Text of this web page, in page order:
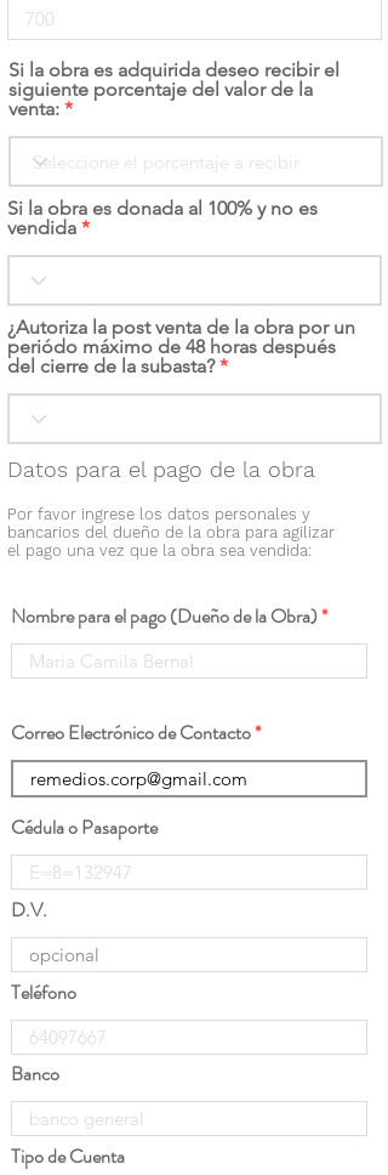
Si la obra es adquirida deseo recibir el
siguiente porcentaje del valor de la
venta:
Si la obra es donada al 100% y no es
vendida
¿Autoriza la post venta de la obra por un
periódo máximo de 48 horas después
del cierre de la subasta?
Datos para el pago de la obra
Por favor ingrese los datos personales y
bancarios del dueño de la obra para agilizar
el pago una vez que la obra sea vendida:
Nombre para el pago (Dueño de la Obra)
Correo Electrónico de Contacto
Cédula o Pasaporte
D.V.
Teléfono
Banco
Tipo de Cuenta